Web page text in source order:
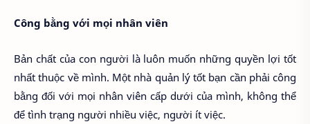
Công bằng với mọi nhân viên
Bản chất của con người là luôn muốn những quyền lợi tốt
nhất thuộc về mình. Một nhà quản lý tốt bạn cần phải công
bằng đối với mọi nhân viên cấp dưới của mình, không thể
để tình trạng người nhiều việc, người ít việc.